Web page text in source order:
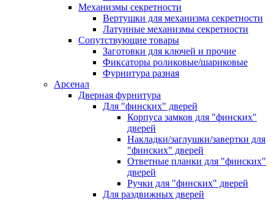
Механизмы секретности
Вертушки для механизма секретности
Латунные механизмы секретности
Сопутствующие товары
Заготовки для ключей и прочие
Фиксаторы роликовые/шариковые
Фурнитура разная
Арсенал
Дверная фурнитура
Для "финских" дверей
Корпуса замков для "финских"
дверей
Накладки/заглушки/завертки для
"финских" дверей
Ответные планки для "финских"
дверей
Ручки для "финских" дверей
Для раздвижных дверей